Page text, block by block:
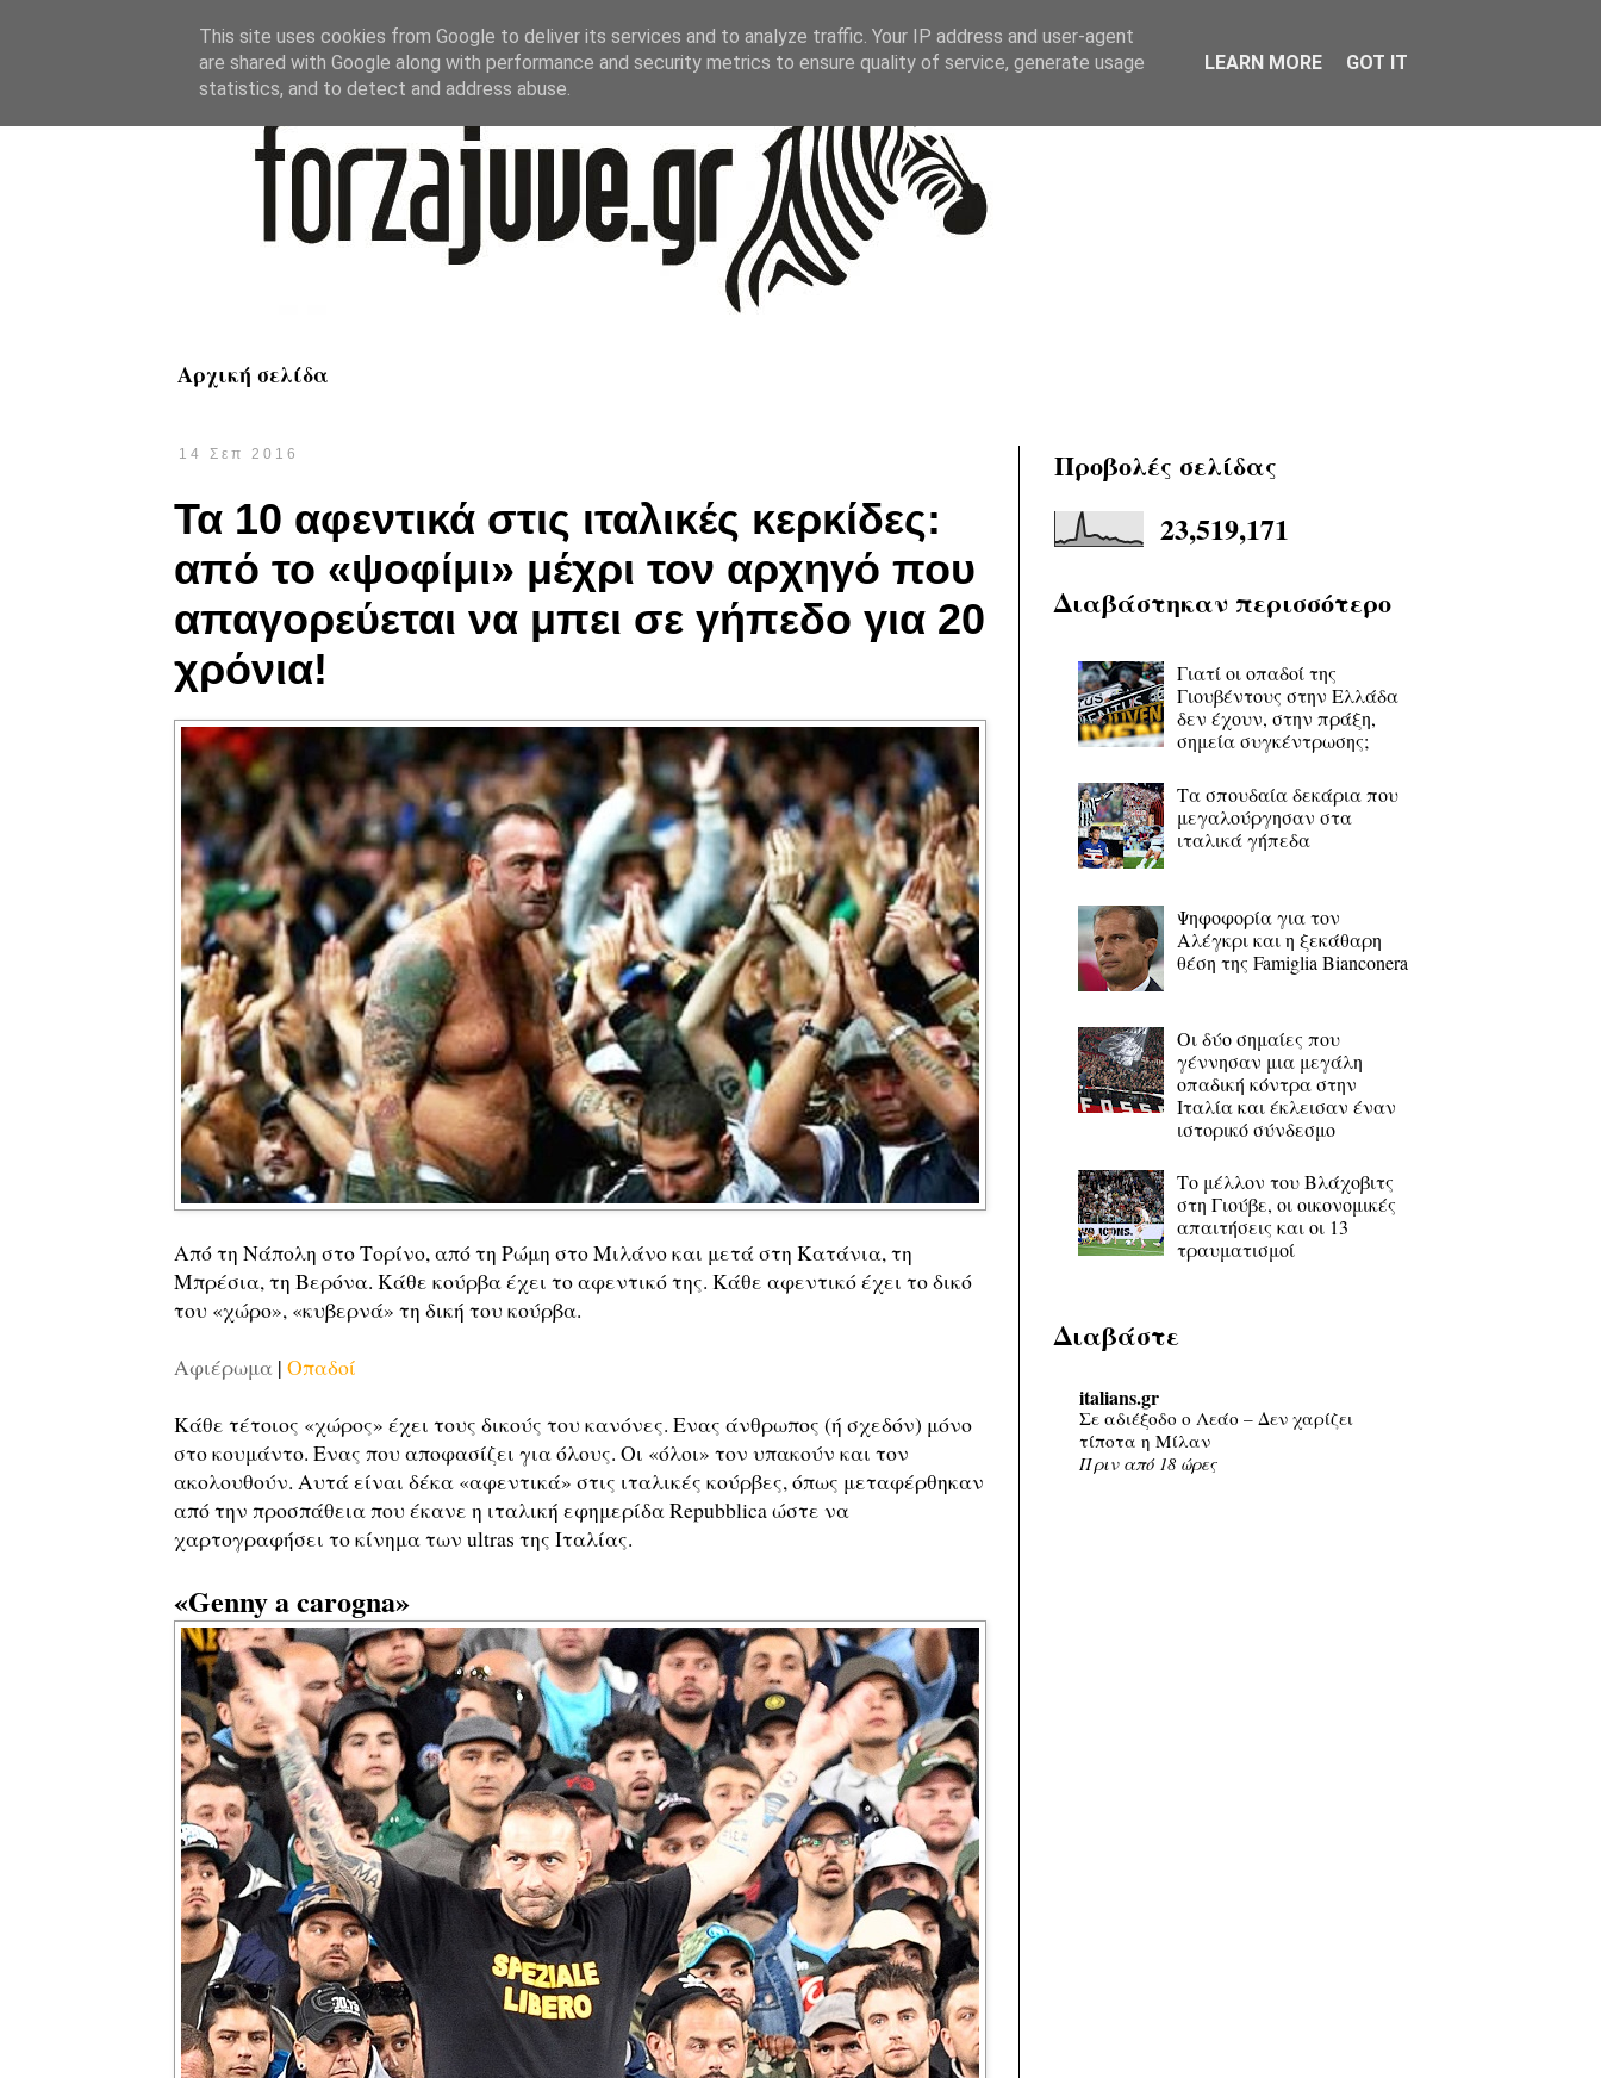
Αρχική σελίδα
14 Σεπ 2016
Τα 10 αφεντικά στις ιταλικές κερκίδες:
από το «ψοφίμι» μέχρι τον αρχηγό που
απαγορεύεται να μπει σε γήπεδο για 20
χρόνια!
Από τη Νάπολη στο Τορίνο, από τη Ρώμη στο Μιλάνο και μετά στη Κατάνια, τη
Μπρέσια, τη Βερόνα. Κάθε κούρβα έχει το αφεντικό της. Κάθε αφεντικό έχει το δικό
του «χώρο», «κυβερνά» τη δική του κούρβα.
Αφιέρωμα| Οπαδοί
Κάθε τέτοιος «χώρος» έχει τους δικούς του κανόνες. Ενας άνθρωπος (ή σχεδόν) μόνο
στο κουμάντο. Ενας που αποφασίζει για όλους. Οι «όλοι» τον υπακούν και τον
ακολουθούν. Αυτά είναι δέκα «αφεντικά» στις ιταλικές κούρβες, όπως μεταφέρθηκαν
από την προσπάθεια που έκανε η ιταλική εφημερίδα Repubblica ώστε να
χαρτογραφήσει το κίνημα των ultras της Ιταλίας.
«Genny a carogna»
Προβολές σελίδας
23,519,171
Διαβάστηκαν περισσότερο
Γιατί οι οπαδοί της
Γιουβέντους στην Ελλάδα
δεν έχουν, στην πράξη,
σημεία συγκέντρωσης;
Τα σπουδαία δεκάρια που
μεγαλούργησαν στα
ιταλικά γήπεδα
Ψηφοφορία για τον
Αλέγκρι και η ξεκάθαρη
θέση της Famiglia Bianconera
Οι δύο σημαίες που
γέννησαν μια μεγάλη
οπαδική κόντρα στην
Ιταλία και έκλεισαν έναν
ιστορικό σύνδεσμο
Το μέλλον του Βλάχοβιτς
στη Γιούβε, οι οικονομικές
απαιτήσεις και οι 13
τραυματισμοί
Διαβάστε
italians.gr
Σε αδιέξοδο ο Λεάο – Δεν χαρίζει
τίποτα η Μίλαν
Πριν από 18 ώρες
This site uses cookies from Google to deliver its services and to analyze traffic. Your IP address and user-agent
are shared with Google along with performance and security metrics to ensure quality of service, generate usage
statistics, and to detect and address abuse.
LEARN MORE GOT IT